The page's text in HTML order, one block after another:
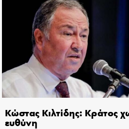
Κώστας Κιλτίδης: Κράτος
ευθύνη